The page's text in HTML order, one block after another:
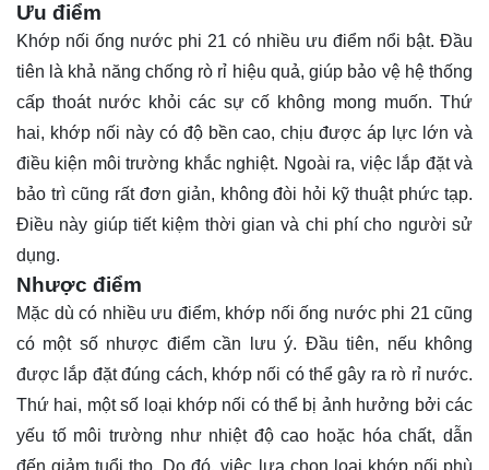
Ưu điểm
Khớp nối ống nước phi 21 có nhiều ưu điểm nổi bật. Đầu
tiên là khả năng chống rò rỉ hiệu quả, giúp bảo vệ hệ thống
cấp thoát nước khỏi các sự cố không mong muốn. Thứ
hai, khớp nối này có độ bền cao, chịu được áp lực lớn và
điều kiện môi trường khắc nghiệt. Ngoài ra, việc lắp đặt và
bảo trì cũng rất đơn giản, không đòi hỏi kỹ thuật phức tạp.
Điều này giúp tiết kiệm thời gian và chi phí cho người sử
dụng.
Nhược điểm
Mặc dù có nhiều ưu điểm, khớp nối ống nước phi 21 cũng
có một số nhược điểm cần lưu ý. Đầu tiên, nếu không
được lắp đặt đúng cách, khớp nối có thể gây ra rò rỉ nước.
Thứ hai, một số loại khớp nối có thể bị ảnh hưởng bởi các
yếu tố môi trường như nhiệt độ cao hoặc hóa chất, dẫn